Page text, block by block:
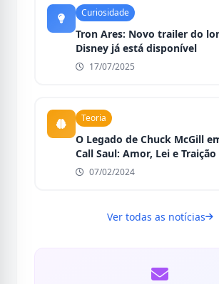
Curiosidade
Tron Ares: Novo trailer do
Disney já está disponível
17/07/2025
Teoria
O Legado de Chuck McGill
Call Saul: Amor, Lei e Traição
07/02/2024
Ver todas as notícias